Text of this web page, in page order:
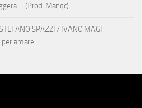
– (Prod. Manqc)
STEFANO SPAZZI / IVANO MAGI
per amare